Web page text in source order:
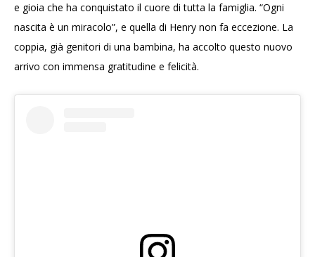
e gioia che ha conquistato il cuore di tutta la famiglia. “Ogni
nascita è un miracolo”, e quella di Henry non fa eccezione. La
coppia, già genitori di una bambina, ha accolto questo nuovo
arrivo con immensa gratitudine e felicità.